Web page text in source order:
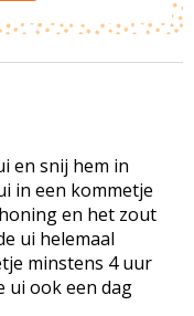
en snij hem in
in een kommetje
en het zout
ui helemaal
minstens 4 uur
ui ook een dag